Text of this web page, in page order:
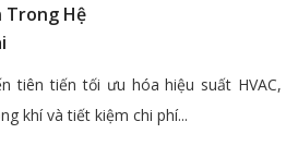
Trong Hệ
tiên tiến tối ưu hóa hiệu suất HVAC,
khí và tiết kiệm chi phí...